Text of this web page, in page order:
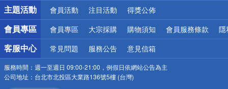
詐騙網頁！請小心！
主題活動 會員活動 注目活動 得獎公佈
會員專區 會員專區 大宗採購 購物須知 會員服務條款 隱
客服中心 常見問題 服務公告 意見信箱
服務時間： 週一至週日 09:00-21:00，例假日依網站公告為主
公司地址： 台北市北投區大業路136號5樓 (台灣)